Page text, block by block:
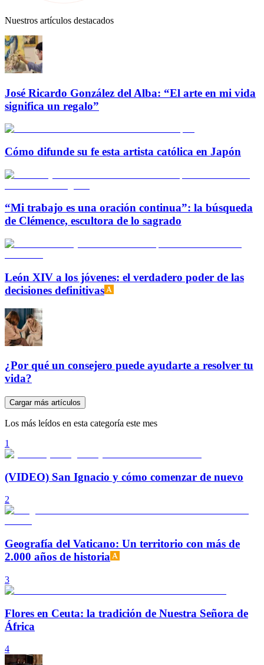
Nuestros artículos destacados
José Ricardo González del Alba: “El arte en mi vida
significa un regalo”
Cómo difunde su fe esta artista católica en Japón
“Mi trabajo es una oración continua”: la búsqueda
de Clémence, escultora de lo sagrado
León XIV a los jóvenes: el verdadero poder de las
decisiones definitivas
¿Por qué un consejero puede ayudarte a resolver tu
vida?
Cargar más artículos
Los más leídos en esta categoría este mes
1
(VIDEO) San Ignacio y cómo comenzar de nuevo
2
Geografía del Vaticano: Un territorio con más de
2.000 años de historia
3
Flores en Ceuta: la tradición de Nuestra Señora de
África
4